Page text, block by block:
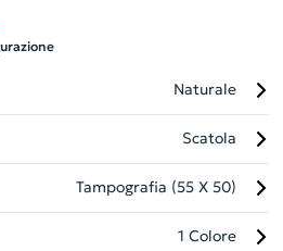
bambini sotto i tre anni per la
tagliente funzionale. Un regalo
l'artista che è in ciascuno di
Naturale
Scatola
Tampografia (55 X 50)
1 Colore